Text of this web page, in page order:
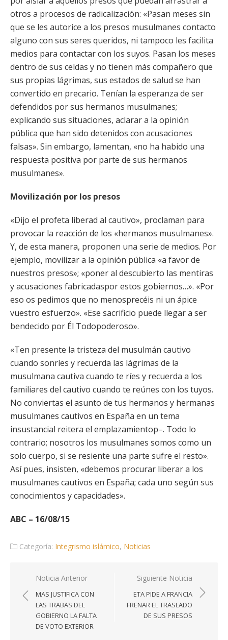
otros a procesos de radicalización: «Pasan meses sin
que se les autorice a los presos musulmanes contacto
alguno con sus seres queridos, ni tampoco les facilita
medios para contactar con los suyos. Pasan los meses
dentro de sus celdas y no tienen más compañero que
sus propias lágrimas, sus estados de salud se han
convertido en precario. Tenían la esperanza de ser
defendidos por sus hermanos musulmanes;
explicando sus situaciones, aclarar a la opinión
pública que han sido detenidos con acusaciones
falsas». Sin embargo, lamentan, «no ha habido una
respuesta positiva por parte de sus hermanos
musulmanes».
Movilización por los presos
«Dijo el profeta liberad al cautivo», proclaman para
provocar la reacción de los «hermanos musulmanes».
Y, de esta manera, proponen una serie de medios. Por
ejemplo, movilizar a la opinión pública «a favor de
nuestros presos»; «poner al descubierto las mentiras
y acusaciones fabricadaspor estos gobiernos…». «Por
eso os pedimos que no menosprecéis ni un ápice
vuestro esfuerzo». «Ese sacrificio puede llegar a ser
bendecido por Él Todopoderoso».
«Ten presente la tristeza del musulmán cautivo
cuando sonríes y recuerda las lágrimas de la
musulmana cautiva cuando te ríes y recuerda a los
familiares del cautivo cuando te reúnes con los tuyos.
No conviertas el asunto de tus hermanos y hermanas
musulmanes cautivos en España en un tema
insustancial reitera el emplazamientop–. Todo lo
contrario; nosotros los musulmanes somos como un
solo cuerpo, si se resiente una parte sufre el resto».
Así pues, insisten, «debemos procurar liberar a los
musulmanes cautivos en España; cada uno según sus
conocimientos y capacidades».
ABC – 16/08/15
Categoría: Integrismo islámico, Noticias
Navegación
de
entradas
Noticia Anterior
MAS JUSTIFICA CON
LAS TRABAS DEL
GOBIERNO LA FALTA
DE VOTO EXTERIOR
Siguiente Noticia
ETA PIDE A FRANCIA
FRENAR EL TRASLADO
DE SUS PRESOS